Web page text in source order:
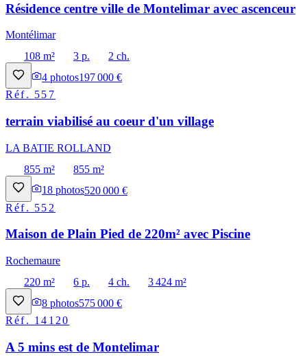
Résidence centre ville de Montelimar avec ascenceur
Montélimar
108 m²
3 p.
2 ch.
4 photos197 000 €
Réf. 557
terrain viabilisé au coeur d'un village
LA BATIE ROLLAND
855 m²
855 m²
18 photos520 000 €
Réf. 552
Maison de Plain Pied de 220m² avec Piscine
Rochemaure
220 m²
6 p. 4 ch.
3 424 m²
8 photos575 000 €
Réf. 14120
A 5 mins est de Montelimar